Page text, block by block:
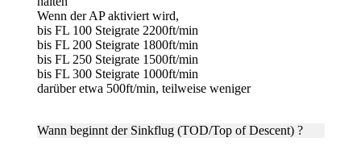
Wenn der AP aktiviert wird,
bis FL 100 Steigrate 2200ft/min
bis FL 200 Steigrate 1800ft/min
bis FL 250 Steigrate 1500ft/min
bis FL 300 Steigrate 1000ft/min
darüber etwa 500ft/min, teilweise weniger
Wann beginnt der Sinkflug(TOD/Top of Descent) ?